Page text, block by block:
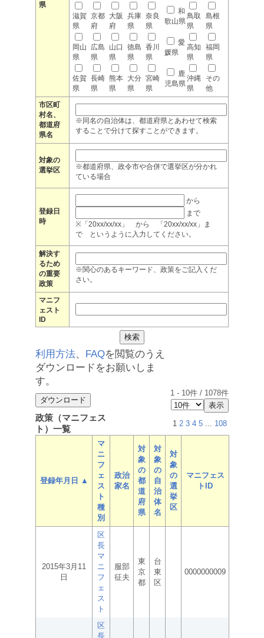
県
滋賀
県
京都
府
大阪
府
兵庫
県
奈良
県
和
歌山県
鳥取
県
島根
県
岡山
県
広島
県
山口
県
徳島
県
香川
県
愛
媛県
高知
県
福岡
県
佐賀
県
長崎
県
熊本
県
大分
県
宮崎
県
鹿
児島県
沖縄
県
その
他
市区町
村名、
都道府
県名
※同名の自治体は、都道府県とあわせて検索
することで分けて探すことができます。
対象の
選挙区
※都道府県、政令市や合併で選挙区が分かれ
ている場合
登録日
時
から
まで
※「20xx/xx/xx」 から 「20xx/xx/xx」ま
で というように入力してください。
解決す
るため
の重要
政策
※関心のあるキーワード、政策をご記入くだ
さい。
マニフ
ェスト
ID
利用方法、 FAQを閲覧のうえ
ダウンロードをお願いしま
す。
1 - 10件 / 1078件
政策（マニフェス
ト）一覧
1 2 3 4 5 ... 108
登録年月日 ▲
マ
ニ
フ
ェ
ス
ト
種
別
政治
家名
対
象
の
都
道
府
県
対
象
の
自
治
体
名
対
象
の
選
挙
区
マニフェス
トID
2015年3月11
日
区
長
マ
ニ
フ
ェ
ス
ト
服部
征夫
東
京
都
台
東
区
0000000009
区
長